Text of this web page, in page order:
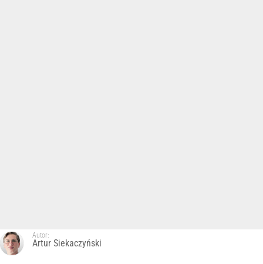
Autor:
Artur Siekaczyński